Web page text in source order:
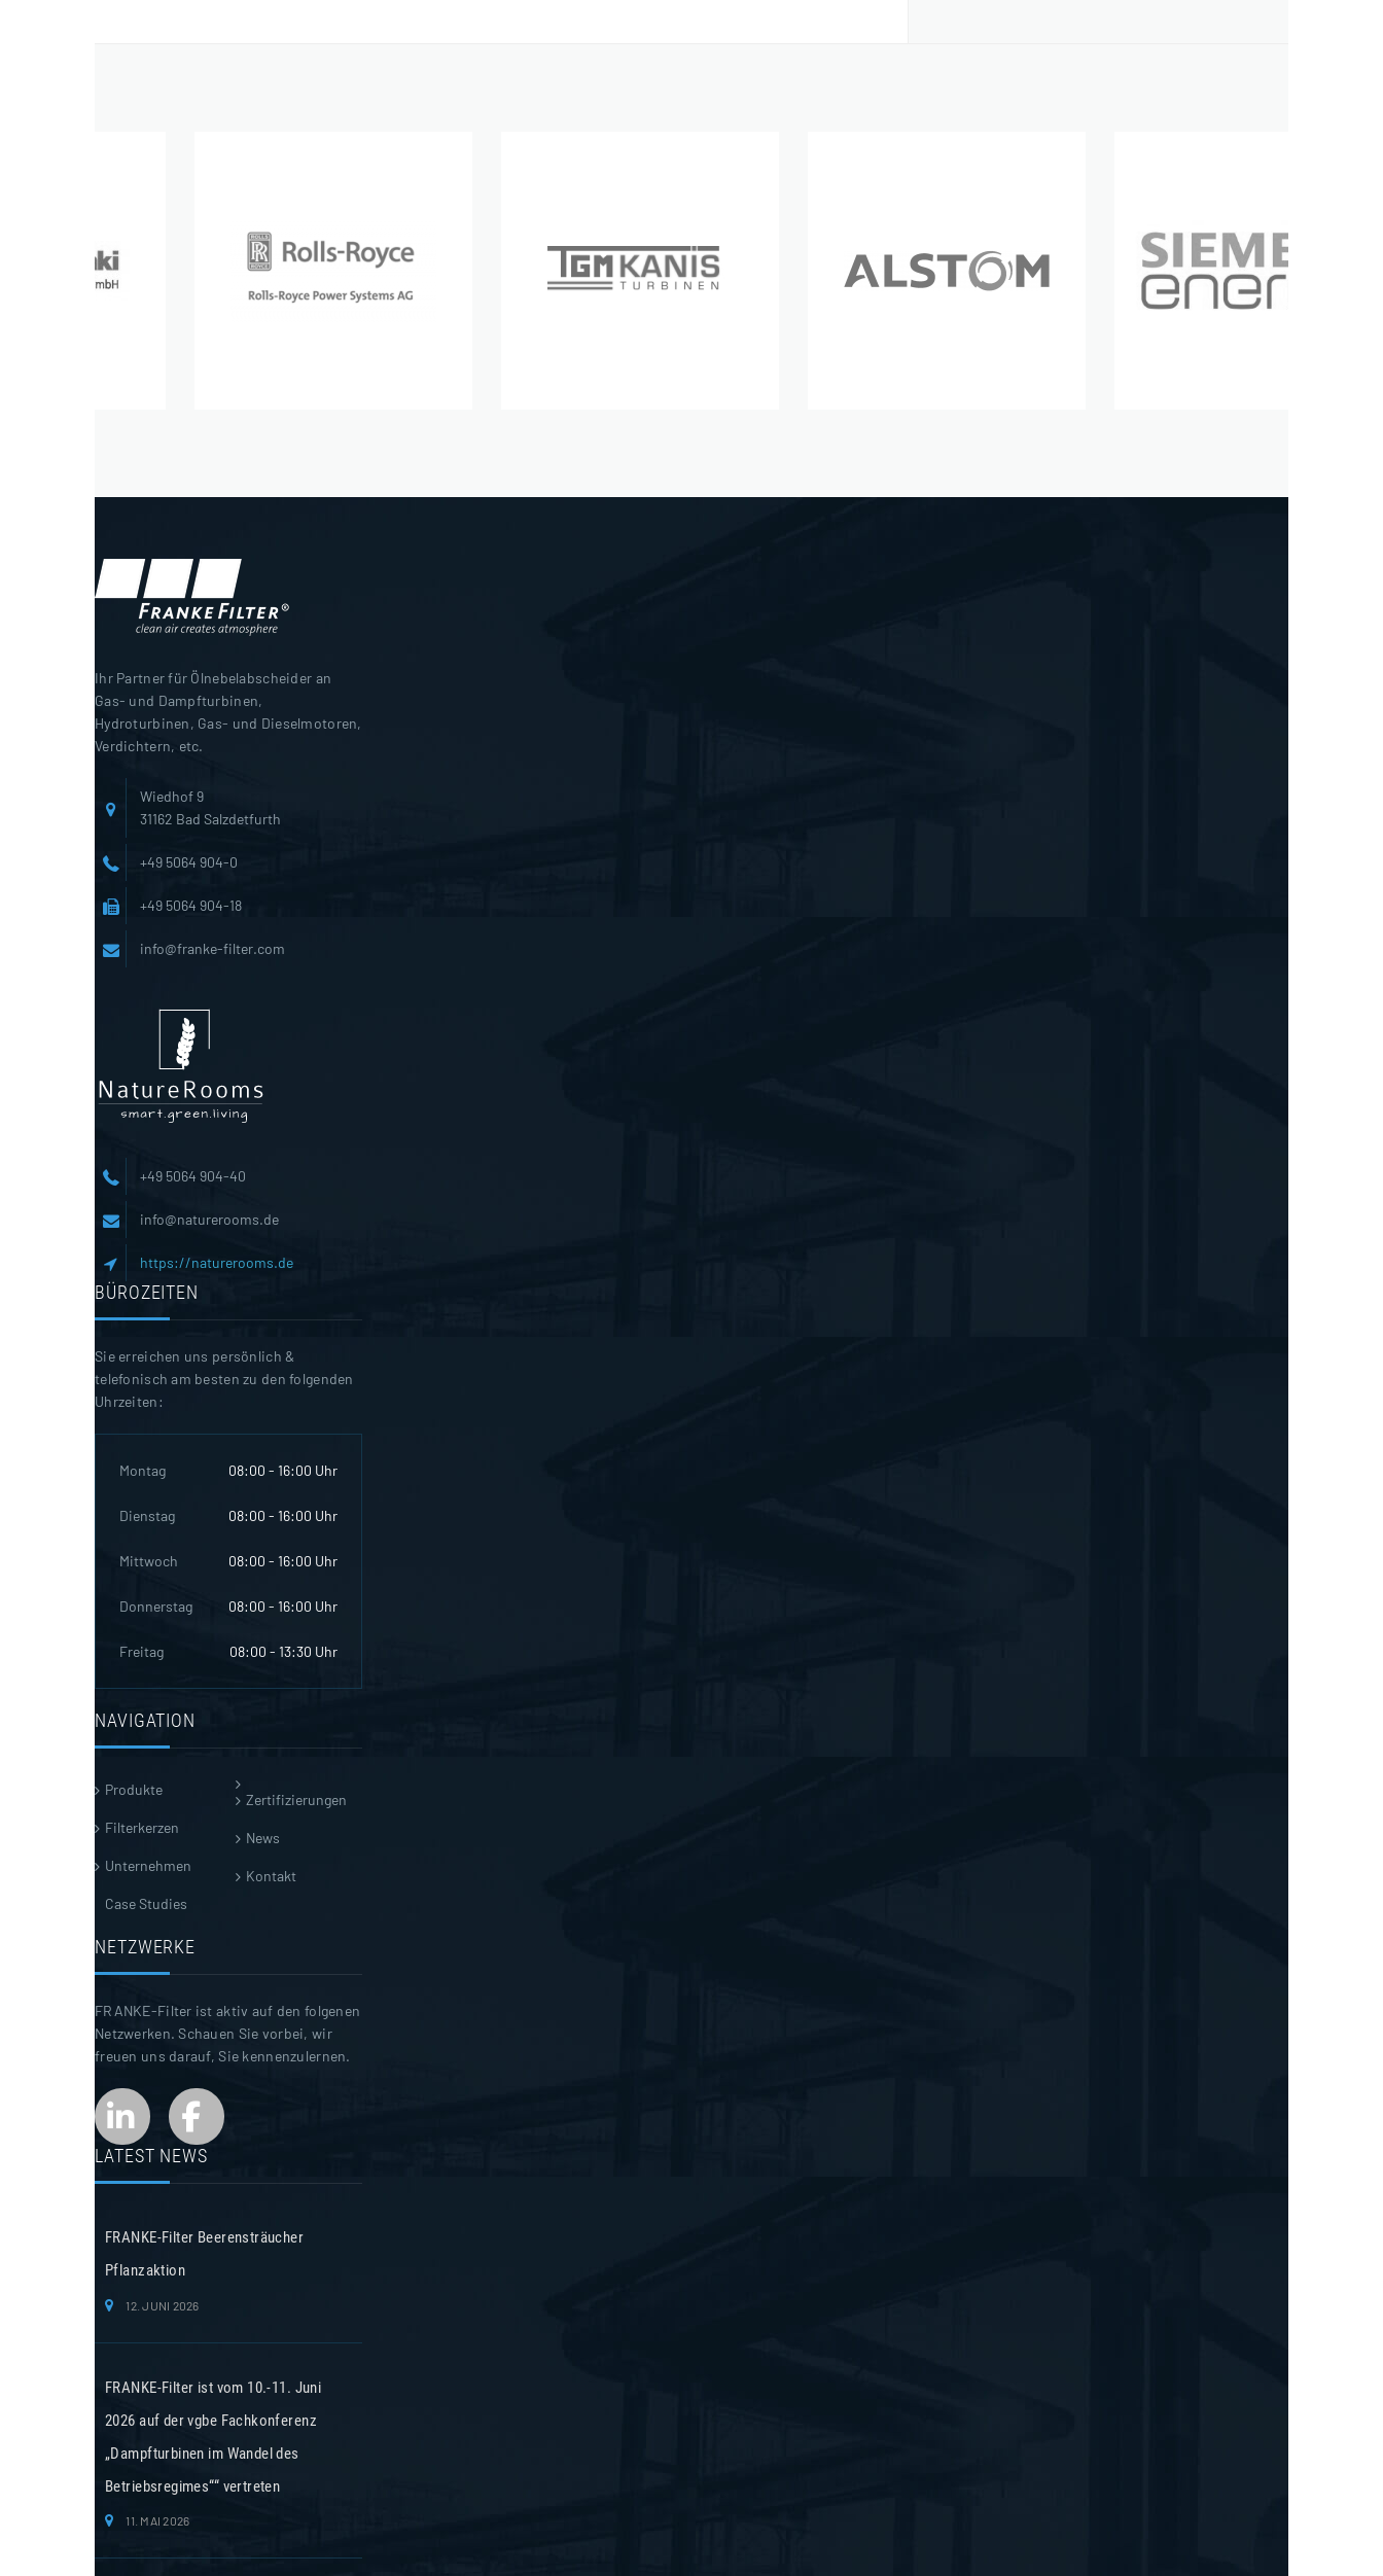
Ihr Partner für Ölnebelabscheider an
Gas- und Dampfturbinen,
Hydroturbinen, Gas- und Dieselmotoren,
Verdichtern, etc.
Wiedhof 9
31162 Bad Salzdetfurth
+49 5064 904-0
+49 5064 904-18
info@franke-filter.com
+49 5064 904-40
info@naturerooms.de
https://naturerooms.de
BÜROZEITEN
Sie erreichen uns persönlich &
telefonisch am besten zu den folgenden
Uhrzeiten:
Montag 08:00 - 16:00 Uhr
Dienstag 08:00 - 16:00 Uhr
Mittwoch 08:00 - 16:00 Uhr
Donnerstag 08:00 - 16:00 Uhr
Freitag 08:00 - 13:30 Uhr
NAVIGATION
Produkte
Filterkerzen
Unternehmen
Case Studies
Zertifizierungen
News
Kontakt
NETZWERKE
FRANKE-Filter ist aktiv auf den folgenen
Netzwerken. Schauen Sie vorbei, wir
freuen uns darauf, Sie kennenzulernen.
LATEST NEWS
FRANKE-Filter Beerensträucher
Pflanzaktion
12. JUNI 2026
FRANKE-Filter ist vom 10.-11. Juni
2026 auf der vgbe Fachkonferenz
„Dampfturbinen im Wandel des
Betriebsregimes““ vertreten
11. MAI 2026